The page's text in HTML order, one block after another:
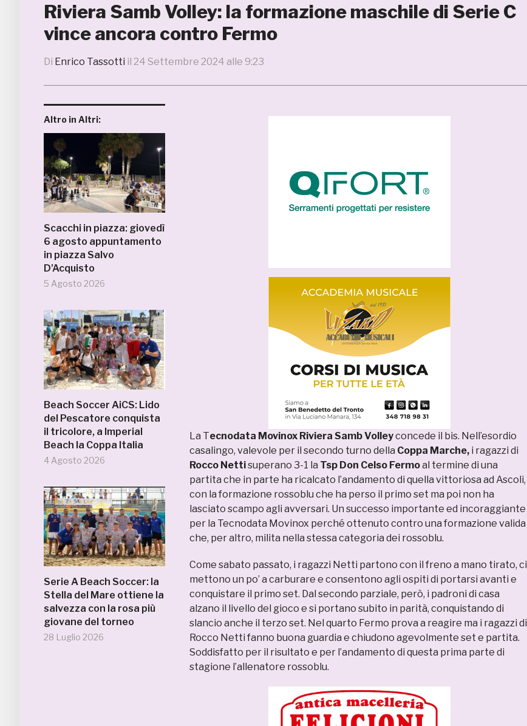
Riviera Samb Volley: la formazione maschile di Serie C
vince ancora contro Fermo
Di Enrico Tassotti il 24 Settembre 2024 alle 9:23
Altro in Altri:
Scacchi in piazza: giovedì
6 agosto appuntamento
in piazza Salvo
D’Acquisto
5 Agosto 2026
Beach Soccer AiCS: Lido
del Pescatore conquista
il tricolore, a Imperial
Beach la Coppa Italia
4 Agosto 2026
Serie A Beach Soccer: la
Stella del Mare ottiene la
salvezza con la rosa più
giovane del torneo
28 Luglio 2026
La Tecnodata Movinox Riviera Samb Volleyconcede il bis. Nell’esordio
casalingo, valevole per il secondo turno della Coppa Marche, i ragazzi di
Rocco Nettisuperano 3-1 la Tsp Don Celso Fermoal termine di una
partita che in parte ha ricalcato l’andamento di quella vittoriosa ad Ascoli,
con la formazione rossoblu che ha perso il primo set ma poi non ha
lasciato scampo agli avversari. Un successo importante ed incoraggiante
per la Tecnodata Movinox perché ottenuto contro una formazione valida
che, per altro, milita nella stessa categoria dei rossoblu.
Come sabato passato, i ragazzi Netti partono con il freno a mano tirato, ci
mettono un po’ a carburare e consentono agli ospiti di portarsi avanti e
conquistare il primo set. Dal secondo parziale, però, i padroni di casa
alzano il livello del gioco e si portano subito in parità, conquistando di
slancio anche il terzo set. Nel quarto Fermo prova a reagire ma i ragazzi di
Rocco Netti fanno buona guardia e chiudono agevolmente set e partita.
Soddisfatto per il risultato e per l’andamento di questa prima parte di
stagione l’allenatore rossoblu.